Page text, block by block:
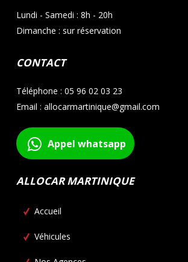
Lundi - Samedi : 8h - 20h
Dimanche : sur réservation
CONTACT
Téléphone : 05 96 02 03 23
Email : allocarmartinique@gmail.com
Appel whatsapp
ALLOCAR MARTINIQUE
Accueil
Véhicules